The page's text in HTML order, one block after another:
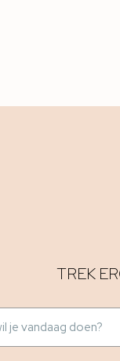
TREK